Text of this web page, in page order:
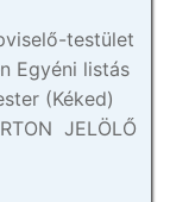
testület
Egyéni listás
(Kéked)
JELÖLŐ